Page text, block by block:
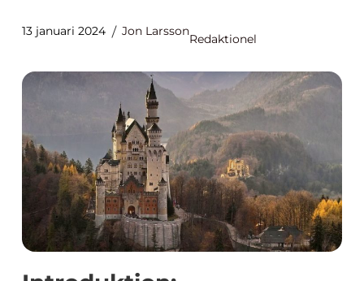
13 januari 2024 Jon Larsson
Redaktionel